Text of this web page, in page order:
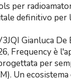
per
definitivo per
Gianluca
Frequency è
per
Un